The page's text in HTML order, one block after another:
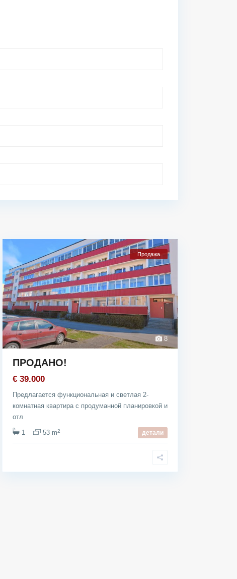
8
Продажа
ПРОДАНО!
€ 39.000
Предлагается функциональная и светлая 2-
комнатная квартира с продуманной планировкой и
отл
1 53 m2 детали